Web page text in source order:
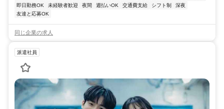
即日勤務OK
未経験者歓迎 夜間 週払いOK 交通費支給 シフト制
深夜
友達と応募OK
同じ企業の求人
派遣社員